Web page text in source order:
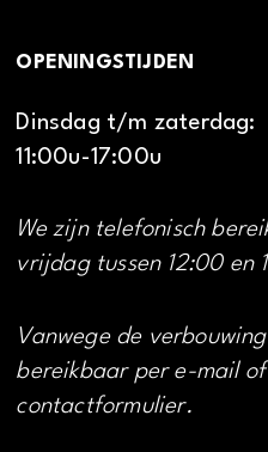
OPENINGSTIJDEN
Dinsdag t/m zaterdag:
11:00u-17:00u
We zijn telefonisch
vrijdag tussen 12:00 en
Vanwege de
bereikbaar per e-mail
contactformulier.